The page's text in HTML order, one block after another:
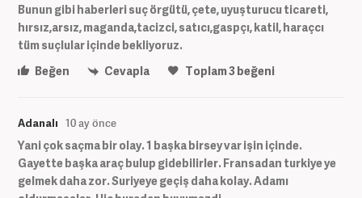
Bunun gibi haberleri suç örgütü, çete, uyuşturucu ticareti,
hırsız,arsız, maganda,tacizci, satıcı,gaspçı, katil, haraçcı
tüm suçlular içinde bekliyoruz.
Beğen
Cevapla Toplam3beğeni
Adanalı 10 ay önce
Yani çok saçma bir olay. 1 başka birsey var işin içinde.
Gayette başka araç bulup gidebilirler. Fransadan turkiye ye
gelmek daha zor. Suriyeye geçiş daha kolay. Adamı